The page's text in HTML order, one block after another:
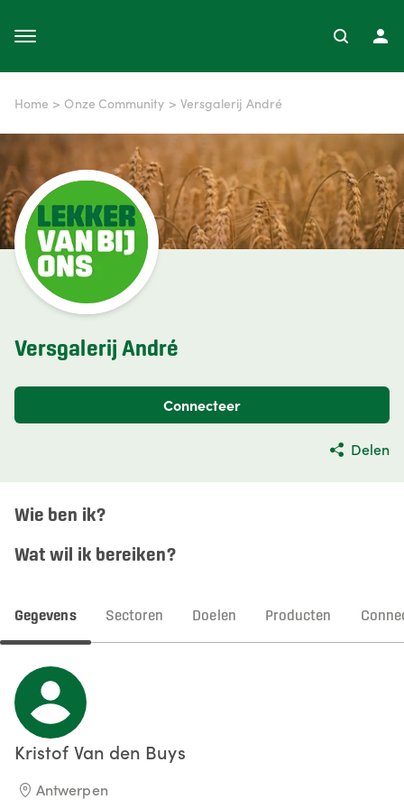
Home > Onze Community > Versgalerij André
Versgalerij André
Connecteer
Delen
Wie ben ik?
Wat wil ik bereiken?
Gegevens Sectoren Doelen Producten
Kristof Van den Buys
Antwerpen